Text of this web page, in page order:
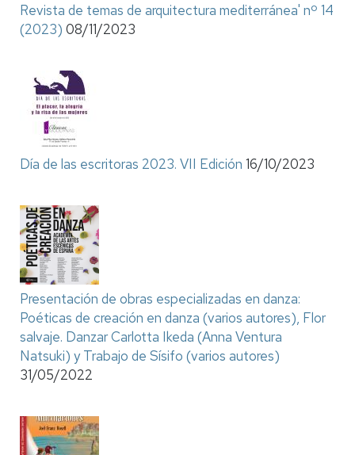
Revista de temas de arquitectura mediterránea' nº 14
(2023) 08/11/2023
Día de las escritoras 2023. VII Edición 16/10/2023
Presentación de obras especializadas en danza:
Poéticas de creación en danza (varios autores), Flor
salvaje. Danzar Carlotta Ikeda (Anna Ventura
Natsuki) y Trabajo de Sísifo (varios autores)
31/05/2022